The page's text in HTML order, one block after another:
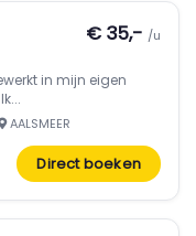
€ 35,- /u
in mijn eigen
AALSMEER
Direct boeken